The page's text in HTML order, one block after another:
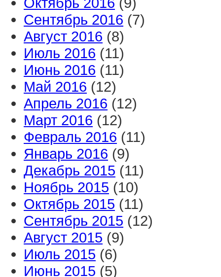
Сентябрь 2016 (7)
Август 2016 (8)
Июль 2016 (11)
Июнь 2016 (11)
Май 2016 (12)
Апрель 2016 (12)
Март 2016 (12)
Февраль 2016 (11)
Январь 2016 (9)
Декабрь 2015 (11)
Ноябрь 2015 (10)
Октябрь 2015 (11)
Сентябрь 2015 (12)
Август 2015 (9)
Июль 2015 (6)
Июнь 2015 (5)